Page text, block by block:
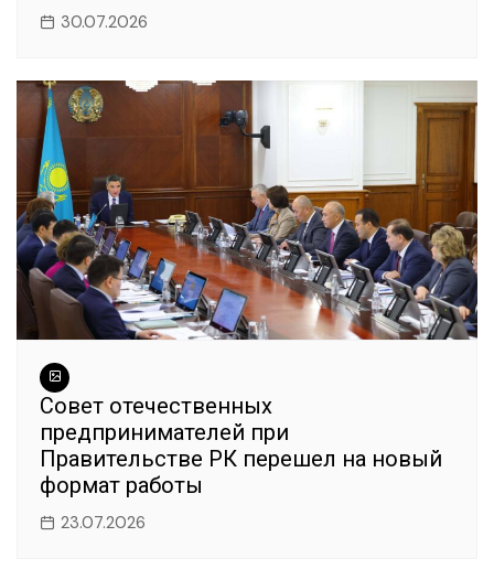
30.07.2026
Совет отечественных
предпринимателей при
Правительстве РК перешел на новый
формат работы
23.07.2026